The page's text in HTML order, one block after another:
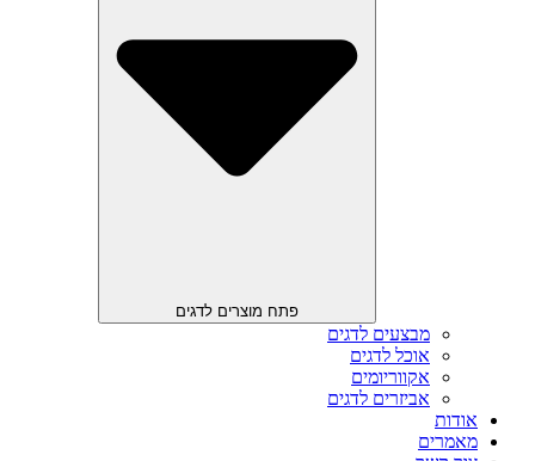
פתח מוצרים לדגים
מבצעים לדגים
אוכל לדגים
אקווריומים
אביזרים לדגים
אודות
מאמרים